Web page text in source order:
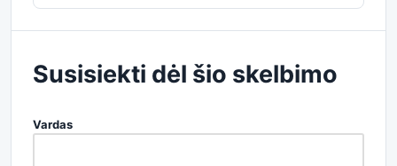
Susisiekti dėl šio skelbimo
Vardas